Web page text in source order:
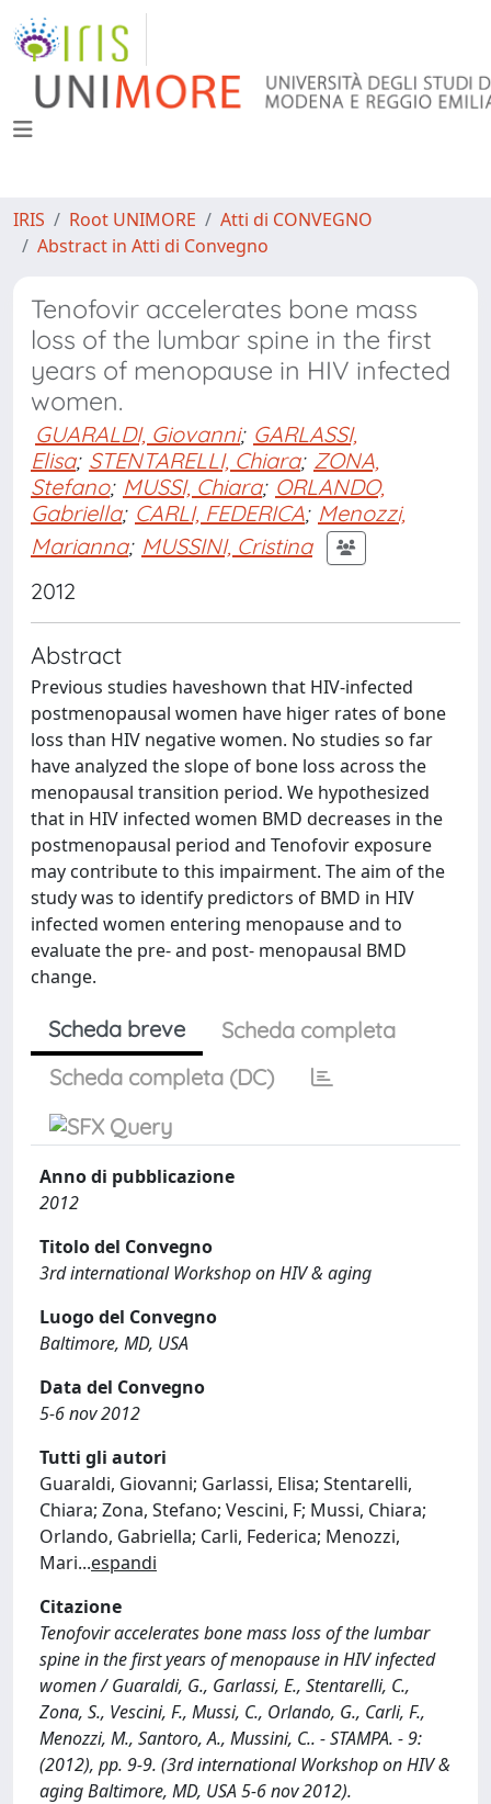
IRIS Root UNIMORE
Atti di CONVEGNO
Abstract in Atti di Convegno
Tenofovir accelerates bone mass
loss of the lumbar spine in the first
years of menopause in HIV infected
women.
GUARALDI, Giovanni; GARLASSI,
Elisa; STENTARELLI, Chiara; ZONA,
Stefano; MUSSI, Chiara; ORLANDO,
Gabriella; CARLI, FEDERICA; Menozzi,
Marianna; MUSSINI, Cristina
2012
Abstract
Previous studies haveshown that HIV-infected
postmenopausal women have higer rates of bone
loss than HIV negative women. No studies so far
have analyzed the slope of bone loss across the
menopausal transition period. We hypothesized
that in HIV infected women BMD decreases in the
postmenopausal period and Tenofovir exposure
may contribute to this impairment. The aim of the
study was to identify predictors of BMD in HIV
infected women entering menopause and to
evaluate the pre- and post- menopausal BMD
change.
Scheda breve
Scheda completa
Scheda completa (DC)
Anno di pubblicazione
2012
Titolo del Convegno
3rd international Workshop on HIV & aging
Luogo del Convegno
Baltimore, MD, USA
Data del Convegno
5-6 nov 2012
Tutti gli autori
Guaraldi, Giovanni; Garlassi, Elisa; Stentarelli,
Chiara; Zona, Stefano; Vescini, F; Mussi, Chiara;
Orlando, Gabriella; Carli, Federica; Menozzi,
Mari...espandi
Citazione
Tenofovir accelerates bone mass loss of the lumbar
spine in the first years of menopause in HIV infected
women / Guaraldi, G., Garlassi, E., Stentarelli, C.,
Zona, S., Vescini, F., Mussi, C., Orlando, G., Carli, F.,
Menozzi, M., Santoro, A., Mussini, C.. - STAMPA. - 9:
(2012), pp. 9-9. (3rd international Workshop on HIV &
aging Baltimore, MD, USA 5-6 nov 2012).